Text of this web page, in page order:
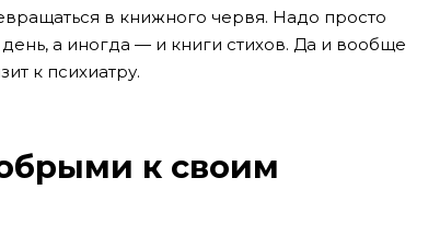
в книжного червя. Надо просто
а иногда — и книги стихов. Да и вообще
к психиатру.
к своим